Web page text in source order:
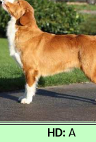
HD: A